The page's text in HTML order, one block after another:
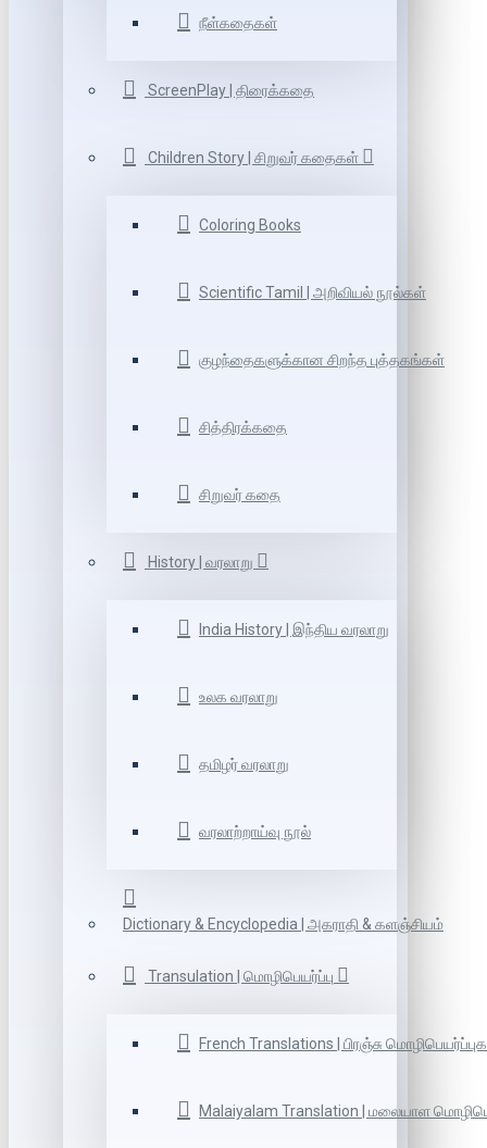
நீள்கதைகள்
ScreenPlay | திரைக்கதை
Children Story | சிறுவர் கதைகள்
Coloring Books
Scientific Tamil | அறிவியல் நூல்கள்
குழந்தைகளுக்கான சிறந்த புத்தகங்கள்
சித்திரக்கதை
சிறுவர் கதை
History | வரலாறு
India History | இந்திய வரலாறு
உலக வரலாறு
தமிழர் வரலாறு
வரலாற்றாய்வு நூல்
Dictionary & Encyclopedia | அகராதி & களஞ்சியம்
Transulation | மொழிபெயர்ப்பு
French Translations | பிரஞ்சு
Malaiyalam Translation | மலையாள